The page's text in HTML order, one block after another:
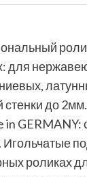
для
стенки до
in GERMANY:
Игольчатые
роликах